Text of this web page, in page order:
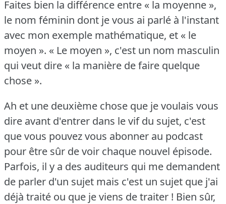
Faites bien la différence entre « la moyenne »,
le nom féminin dont je vous ai parlé à l'instant
avec mon exemple mathématique, et « le
moyen ». « Le moyen », c'est un nom masculin
qui veut dire « la manière de faire quelque
chose ».
Ah et une deuxième chose que je voulais vous
dire avant d'entrer dans le vif du sujet, c'est
que vous pouvez vous abonner au podcast
pour être sûr de voir chaque nouvel épisode.
Parfois, il y a des auditeurs qui me demandent
de parler d'un sujet mais c'est un sujet que j'ai
déjà traité ou que je viens de traiter ! Bien sûr,